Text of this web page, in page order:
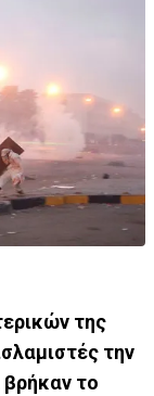
της
την
βρήκαν το